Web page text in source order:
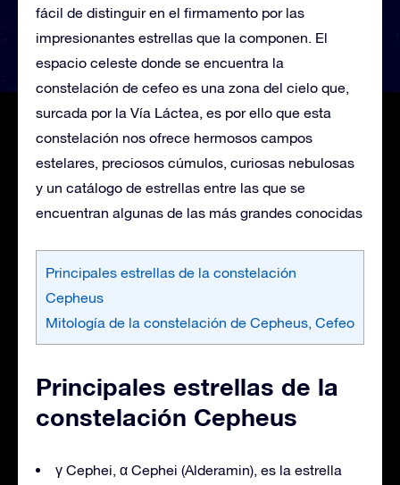
fácil de distinguir en el firmamento por las
impresionantes estrellas que la componen. El
espacio celeste donde se encuentra la
constelación de cefeo es una zona del cielo que,
surcada por la Vía Láctea, es por ello que esta
constelación nos ofrece hermosos campos
estelares, preciosos cúmulos, curiosas nebulosas
y un catálogo de estrellas entre las que se
encuentran algunas de las más grandes conocidas
Principales estrellas de la constelación
Cepheus
Mitología de la constelación de Cepheus, Cefeo
Principales estrellas de la
constelación Cepheus
γ Cephei, α Cephei (Alderamin), es la estrella